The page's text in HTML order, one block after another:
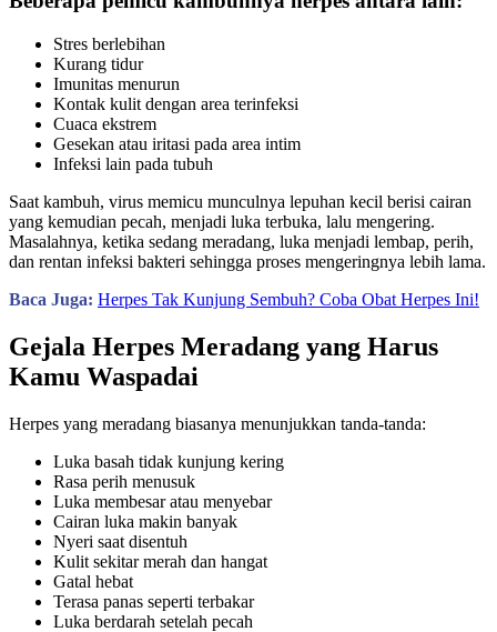
Stres berlebihan
Kurang tidur
Imunitas menurun
Kontak kulit dengan area terinfeksi
Cuaca ekstrem
Gesekan atau iritasi pada area intim
Infeksi lain pada tubuh
Saat kambuh, virus memicu munculnya lepuhan kecil berisi cairan
yang kemudian pecah, menjadi luka terbuka, lalu mengering.
Masalahnya, ketika sedang meradang, luka menjadi lembap, perih,
dan rentan infeksi bakteri sehingga proses mengeringnya lebih lama.
Baca Juga: Herpes Tak Kunjung Sembuh? Coba Obat Herpes Ini!
Gejala Herpes Meradang yang Harus
Kamu Waspadai
Herpes yang meradang biasanya menunjukkan tanda-tanda:
Luka basah tidak kunjung kering
Rasa perih menusuk
Luka membesar atau menyebar
Cairan luka makin banyak
Nyeri saat disentuh
Kulit sekitar merah dan hangat
Gatal hebat
Terasa panas seperti terbakar
Luka berdarah setelah pecah